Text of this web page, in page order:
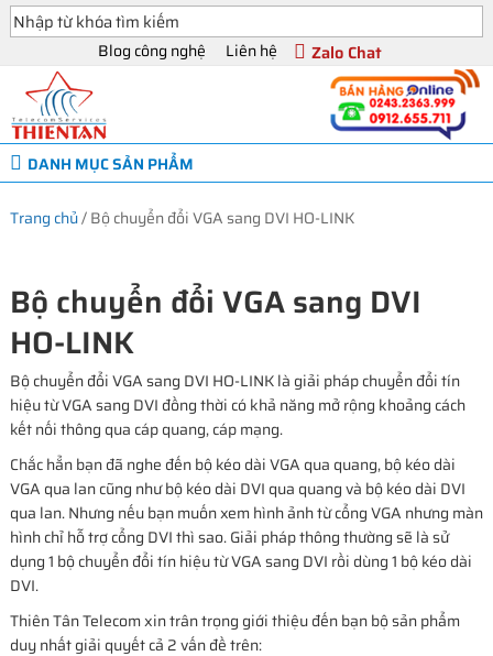
Blog công nghệ Liên hệ Zalo Chat
DANH MỤC SẢN PHẨM
Trang chủ/Bộ chuyển đổi VGA sang DVI HO-LINK
Bộ chuyển đổi VGA sang DVI
HO-LINK
Bộ chuyển đổi VGA sang DVI HO-LINK là giải pháp chuyển đổi tín
hiệu từ VGA sang DVI đồng thời có khả năng mở rộng khoảng cách
kết nối thông qua cáp quang, cáp mạng.
Chắc hẳn bạn đã nghe đến bộ kéo dài VGA qua quang, bộ kéo dài
VGA qua lan cũng như bộ kéo dài DVI qua quang và bộ kéo dài DVI
qua lan. Nhưng nếu bạn muốn xem hình ảnh từ cổng VGA nhưng màn
hình chỉ hỗ trợ cổng DVI thì sao. Giải pháp thông thường sẽ là sử
dụng 1 bộ chuyển đổi tín hiệu từ VGA sang DVI rồi dùng 1 bộ kéo dài
DVI.
Thiên Tân Telecom xin trân trọng giới thiệu đến bạn bộ sản phẩm
duy nhất giải quyết cả 2 vấn đề trên: